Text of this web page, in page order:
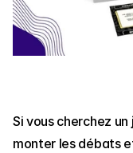
Si vous cherchez un
monter les débats